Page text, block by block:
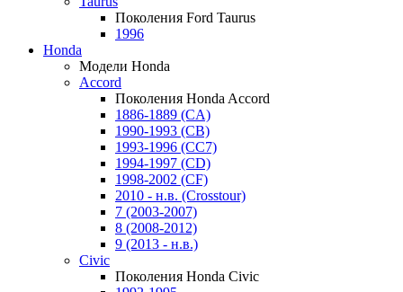
Поколения Ford Taurus
1996
Honda
Модели Honda
Accord
Поколения Honda Accord
1886-1889 (CA)
1990-1993 (CB)
1993-1996 (CC7)
1994-1997 (CD)
1998-2002 (CF)
2010 - н.в. (Crosstour)
7 (2003-2007)
8 (2008-2012)
9 (2013 - н.в.)
Civic
Поколения Honda Civic